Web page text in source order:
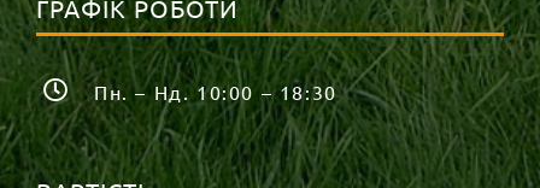
ГРАФІК РОБОТИ
Пн. – Нд. 10:00 – 18:30